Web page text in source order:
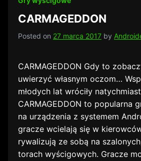
CARMAGEDDON
Posted on 27 marca 2017 by
CARMAGEDDON Gdy to
uwierzyć własnym oczom…
młodych lat wróciły
CARMAGEDDON to popularna
na urządzenia z systemem
gracze wcielają się w
rywalizują ze sobą na
torach wyścigowych. Gracze